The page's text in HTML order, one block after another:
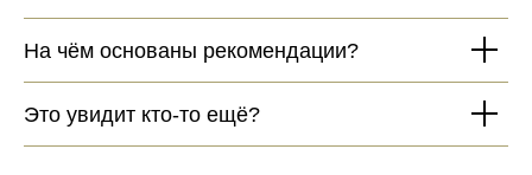
На чём основаны рекомендации?
Это увидит кто‑то ещё?